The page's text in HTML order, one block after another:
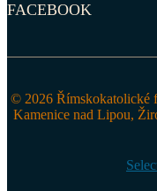
FACEBOOK
© 2026 Římskokatolické
Kamenice nad Lipou,